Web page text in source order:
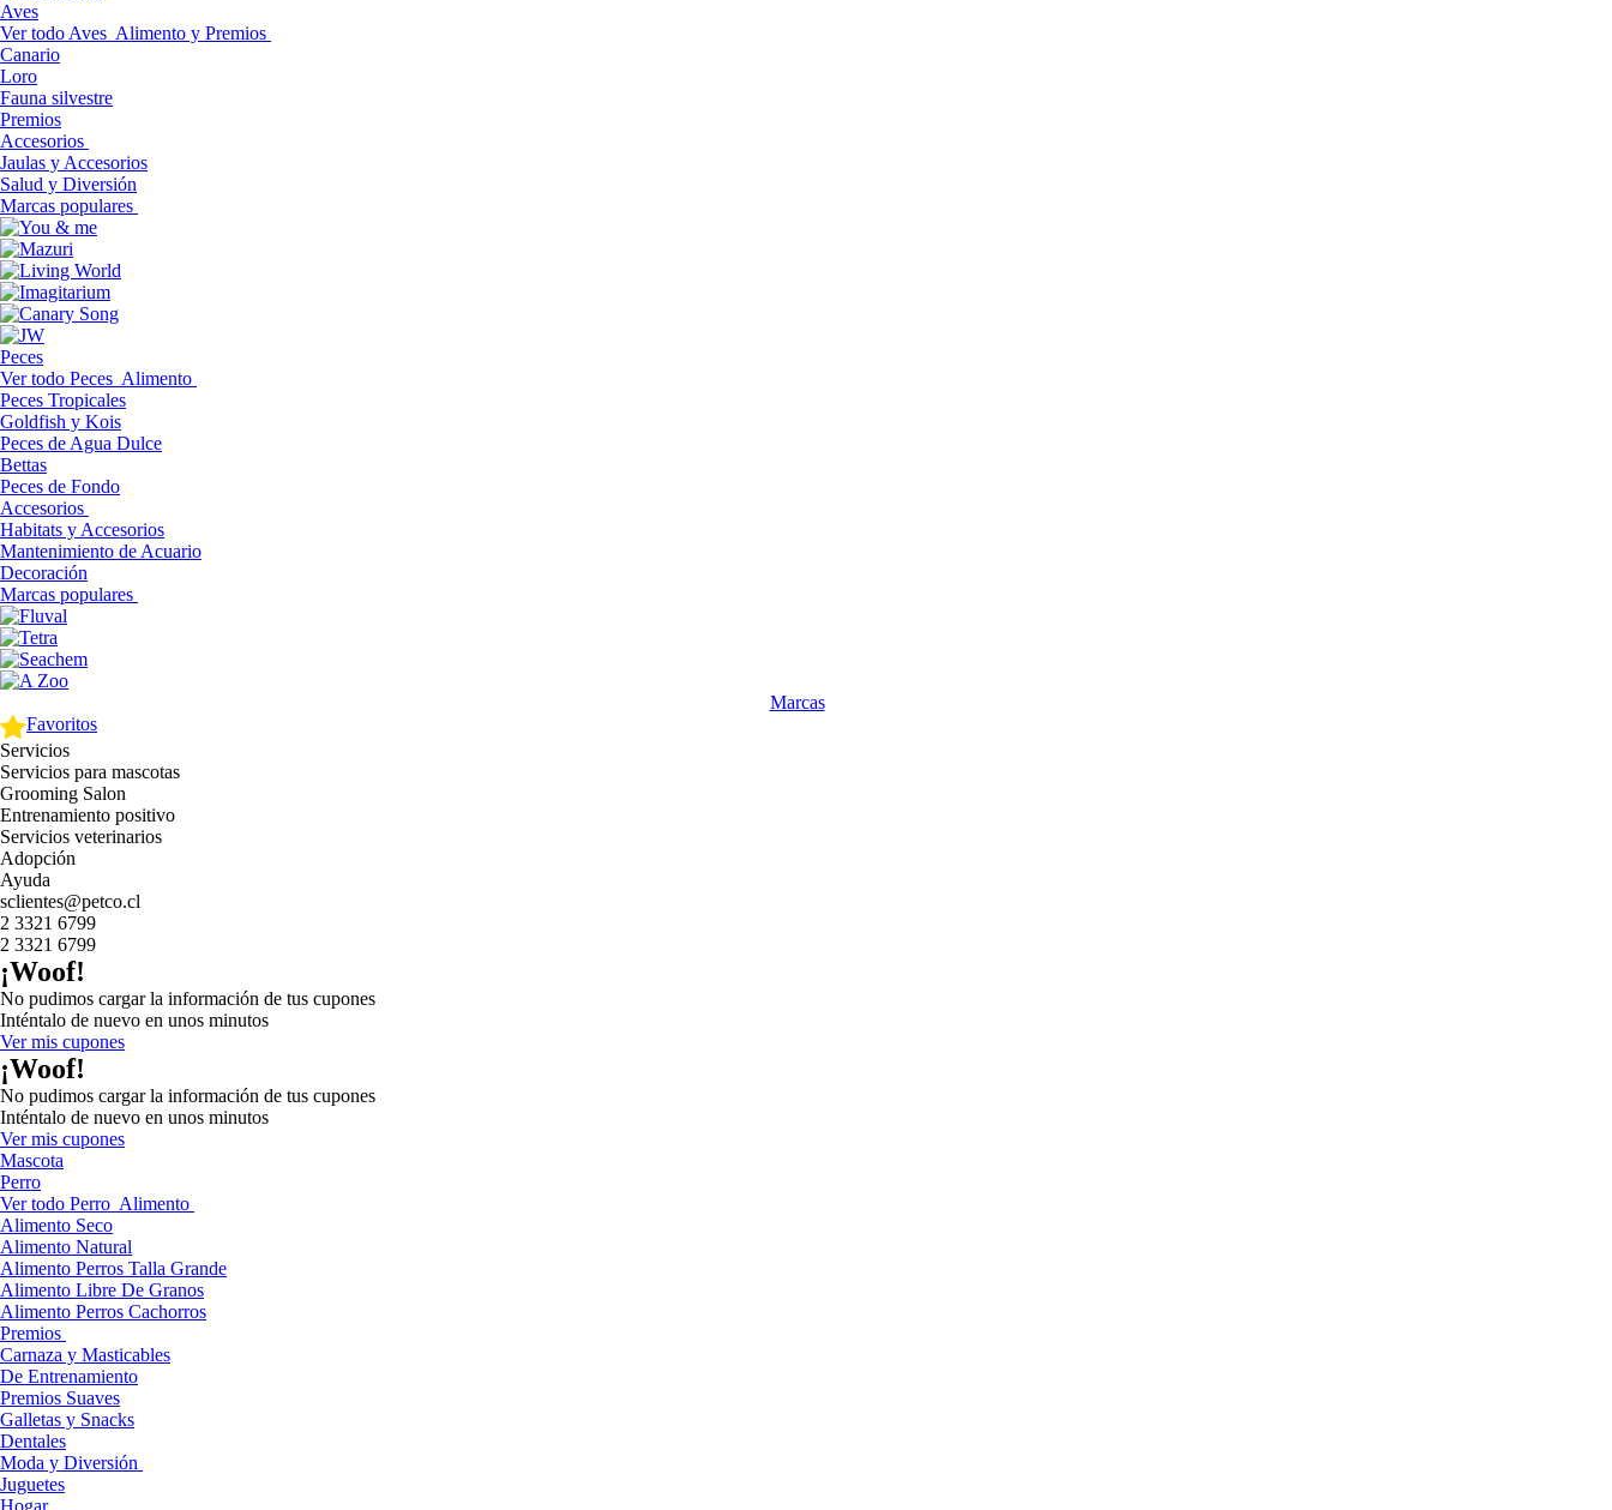
Aves
Ver todo Aves Alimento y Premios
Canario
Loro
Fauna silvestre
Premios
Accesorios
Jaulas y Accesorios
Salud y Diversión
Marcas populares
Peces
Ver todo Peces Alimento
Peces Tropicales
Goldfish y Kois
Peces de Agua Dulce
Bettas
Peces de Fondo
Accesorios
Habitats y Accesorios
Mantenimiento de Acuario
Decoración
Marcas populares
Marcas
Favoritos
Servicios
Servicios para mascotas
Grooming Salon
Entrenamiento positivo
Servicios veterinarios
Adopción
Ayuda
sclientes@petco.cl
2 3321 6799
2 3321 6799
¡Woof!
No pudimos cargar la información de tus cupones
Inténtalo de nuevo en unos minutos
Ver mis cupones
¡Woof!
No pudimos cargar la información de tus cupones
Inténtalo de nuevo en unos minutos
Ver mis cupones
Mascota
Perro
Ver todo Perro Alimento
Alimento Seco
Alimento Natural
Alimento Perros Talla Grande
Alimento Libre De Granos
Alimento Perros Cachorros
Premios
Carnaza y Masticables
De Entrenamiento
Premios Suaves
Galletas y Snacks
Dentales
Moda y Diversión
Juguetes
Hogar